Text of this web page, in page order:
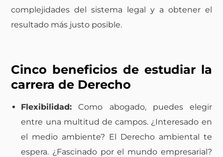
complejidades del sistema legal y a obtener el
resultado más justo posible.
Cinco beneficios de estudiar la
carrera de Derecho
Flexibilidad: Como abogado, puedes elegir
entre una multitud de campos. ¿Interesado en
el medio ambiente? El Derecho ambiental te
espera. ¿Fascinado por el mundo empresarial?